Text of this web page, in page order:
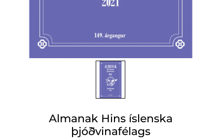
Almanak Hins íslenska
þjóðvinafélags